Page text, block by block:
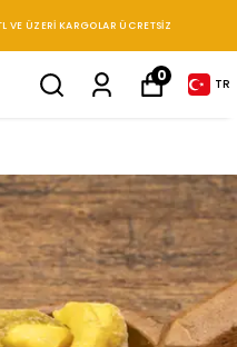
VE ÜZERI KARGOLAR ÜCRETSIZ
0 TR